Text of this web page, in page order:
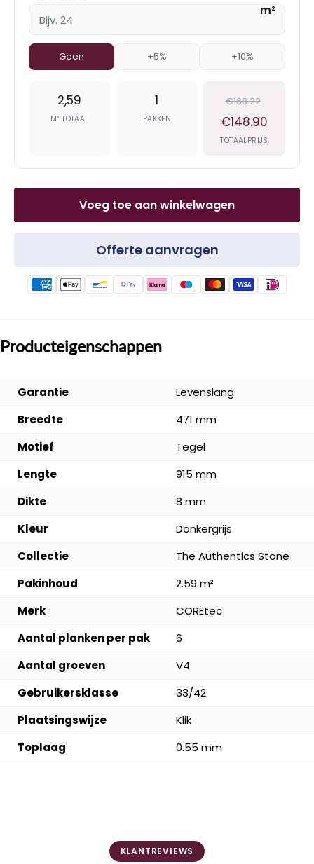
m²
Geen +5% +10%
2,59
M² TOTAAL
1
PAKKEN
€168.22
€148.90
TOTAALPRIJS
Voeg toe aan winkelwagen
Offerte aanvragen
Producteigenschappen
Garantie
Levenslang
Breedte
471 mm
Motief
Tegel
Lengte
915 mm
Dikte
8 mm
Kleur
Donkergrijs
Collectie
The Authentics Stone
Pakinhoud
2.59 m²
Merk
COREtec
Aantal planken per pak
6
Aantal groeven
V4
Gebruikersklasse
33/42
Plaatsingswijze
Klik
Toplaag
0.55 mm
KLANTREVIEWS